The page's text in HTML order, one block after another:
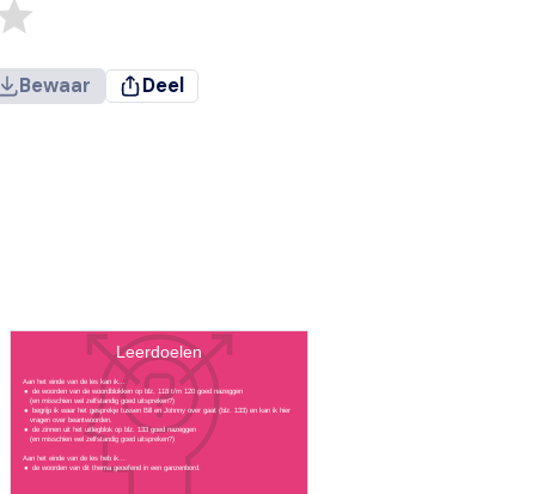
Bewaar Deel
Leerdoelen
Aan het einde van de les kan ik...
de woorden van de woordblokken op blz. 118 t/m 120 goed nazeggen
(en misschien wel zelfstandig goed uitspreken?)
begrijp ik waar het gesprekje tussen Bill en Johnny over gaat (blz. 133) en kan ik hier
vragen over beantwoorden.
de zinnen uit het uitlegblok op blz. 133 goed nazeggen
(en misschien wel zelfstandig goed uitspreken?)
Aan het einde van de les heb ik...
de woorden van dit thema geoefend in een ganzenbord.